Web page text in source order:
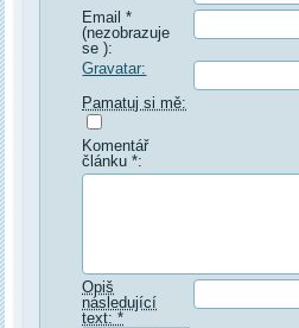
Email *
(nezobrazuje
se ):
Gravatar:
Pamatuj si mě:
Komentář
článku *:
Opiš
následující
text: *